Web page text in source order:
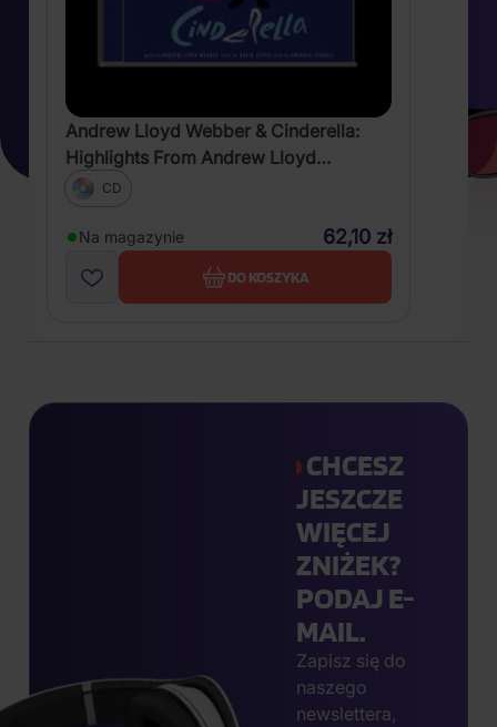
Andrew Lloyd Webber & Cinderella:
Highlights From Andrew Lloyd
Webber’s Cinderella
CD
Na magazynie 62,10 zł
DO KOSZYKA
CHCESZ
JESZCZE
WIĘCEJ
ZNIŻEK?
PODAJ E-
MAIL.
Zapisz się do
naszego
newslettera,